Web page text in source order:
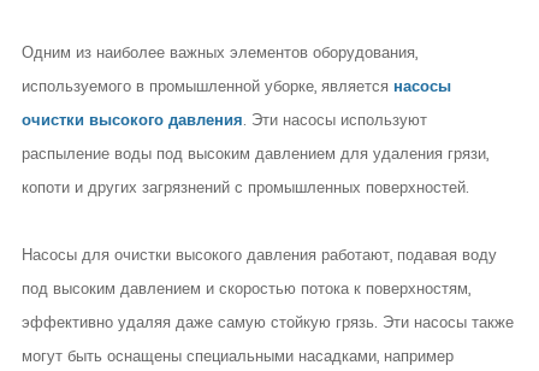
Одним из наиболее важных элементов оборудования,
используемого в промышленной уборке, является насосы
очистки высокого давления. Эти насосы используют
распыление воды под высоким давлением для удаления грязи,
копоти и других загрязнений с промышленных поверхностей.
Насосы для очистки высокого давления работают, подавая воду
под высоким давлением и скоростью потока к поверхностям,
эффективно удаляя даже самую стойкую грязь. Эти насосы также
могут быть оснащены специальными насадками, например